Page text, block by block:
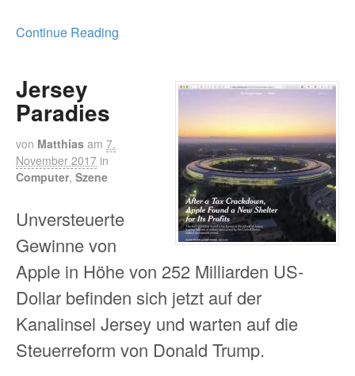
Continue Reading
Jersey
Paradies
von Matthias am 7.
November 2017 in
Computer, Szene
Unversteuerte
Gewinne von
Apple in Höhe von 252 Milliarden US-
Dollar befinden sich jetzt auf der
Kanalinsel Jersey und warten auf die
Steuerreform von Donald Trump.